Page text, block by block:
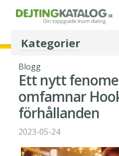
Kategorier
Blogg
Ett nytt
omfamnar
förhållanden
2023-05-24